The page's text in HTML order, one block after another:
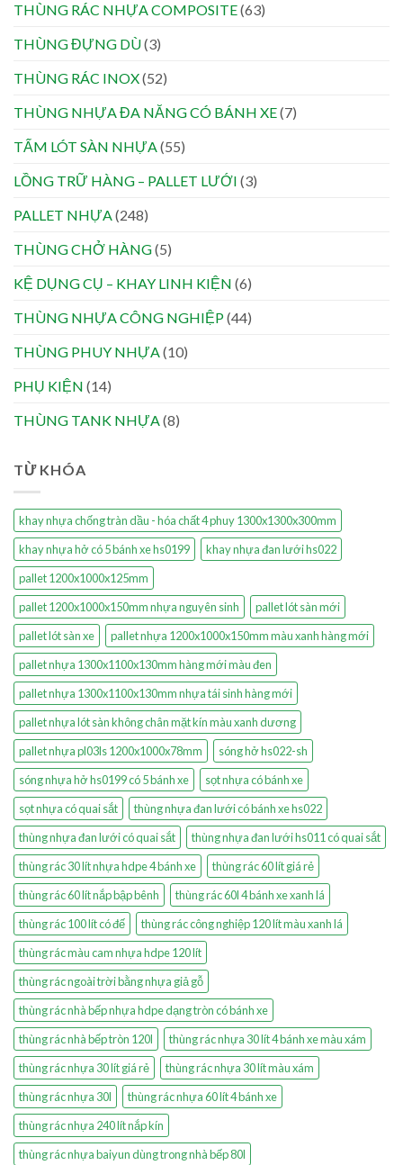
THÙNG RÁC NHỰA COMPOSITE(63)
THÙNG ĐỰNG DÙ(3)
THÙNG RÁC INOX(52)
THÙNG NHỰA ĐA NĂNG CÓ BÁNH XE(7)
TẤM LÓT SÀN NHỰA(55)
LỒNG TRỮ HÀNG – PALLET LƯỚI (3)
PALLET NHỰA(248)
THÙNG CHỞ HÀNG(5)
KỆ DỤNG CỤ – KHAY LINH KIỆN (6)
THÙNG NHỰA CÔNG NGHIỆP(44)
THÙNG PHUY NHỰA(10)
PHỤ KIỆN (14)
THÙNG TANK NHỰA(8)
TỪ KHÓA
khay nhựa chống tràn dầu - hóa chất 4 phuy 1300x1300x300mm
khay nhựa hở có 5 bánh xe hs0199
khay nhựa đan lưới hs022
pallet 1200x1000x125mm
pallet 1200x1000x150mm nhựa nguyên sinh
pallet lót sàn mới
pallet lót sàn xe
pallet nhựa 1200x1000x150mm màu xanh hàng mới
pallet nhựa 1300x1100x130mm hàng mới màu đen
pallet nhựa 1300x1100x130mm nhựa tái sinh hàng mới
pallet nhựa lót sàn không chân mặt kín màu xanh dương
pallet nhựa pl03ls 1200x1000x78mm
sóng hở hs022-sh
sóng nhựa hở hs0199 có 5 bánh xe
sọt nhựa có bánh xe
sọt nhựa có quai sắt
thùng nhựa đan lưới có bánh xe hs022
thùng nhựa đan lưới có quai sắt
thùng nhựa đan lưới hs011 có quai sắt
thùng rác 30 lít nhựa hdpe 4 bánh xe
thùng rác 60 lít giá rẻ
thùng rác 60 lít nắp bập bênh
thùng rác 60l 4 bánh xe xanh lá
thùng rác 100 lít có đế
thùng rác công nghiệp 120 lít màu xanh lá
thùng rác màu cam nhựa hdpe 120 lít
thùng rác ngoài trời bằng nhựa giả gỗ
thùng rác nhà bếp nhựa hdpe dạng tròn có bánh xe
thùng rác nhà bếp tròn 120l
thùng rác nhựa 30 lít 4 bánh xe màu xám
thùng rác nhựa 30 lít giá rẻ
thùng rác nhựa 30 lít màu xám
thùng rác nhựa 30l
thùng rác nhựa 60 lít 4 bánh xe
thùng rác nhựa 240 lít nắp kín
thùng rác nhựa baiyun dùng trong nhà bếp 80l